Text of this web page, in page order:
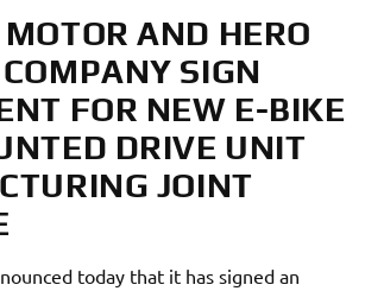
AND HERO
SIGN
FOR NEW E-BIKE
DRIVE UNIT
JOINT
today that it has signed an